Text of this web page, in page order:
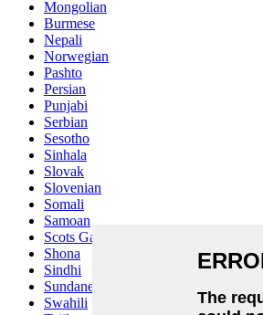
Mongolian
Burmese
Nepali
Norwegian
Pashto
Persian
Punjabi
Serbian
Sesotho
Sinhala
Slovak
Slovenian
Somali
Samoan
Scots Gaelic
Shona
Sindhi
Sundanese
Swahili